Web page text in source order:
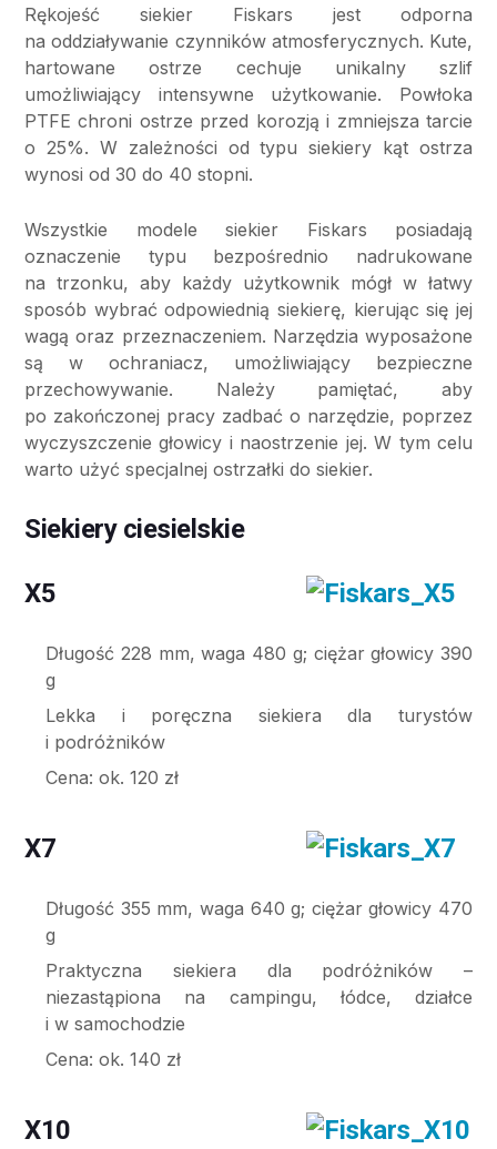
Rękojeść siekier Fiskars jest odporna
na oddziaływanie czynników atmosferycznych. Kute,
hartowane ostrze cechuje unikalny szlif
umożliwiający intensywne użytkowanie. Powłoka
PTFE chroni ostrze przed korozją i zmniejsza tarcie
o 25%. W zależności od typu siekiery kąt ostrza
wynosi od 30 do 40 stopni.
Wszystkie modele siekier Fiskars posiadają
oznaczenie typu bezpośrednio nadrukowane
na trzonku, aby każdy użytkownik mógł w łatwy
sposób wybrać odpowiednią siekierę, kierując się jej
wagą oraz przeznaczeniem. Narzędzia wyposażone
są w ochraniacz, umożliwiający bezpieczne
przechowywanie. Należy pamiętać, aby
po zakończonej pracy zadbać o narzędzie, poprzez
wyczyszczenie głowicy i naostrzenie jej. W tym celu
warto użyć specjalnej ostrzałki do siekier.
Siekiery ciesielskie
X5
Długość 228 mm, waga 480 g; ciężar głowicy 390
g
Lekka i poręczna siekiera dla turystów
i podróżników
Cena: ok. 120 zł
X7
Długość 355 mm, waga 640 g; ciężar głowicy 470
g
Praktyczna siekiera dla podróżników –
niezastąpiona na campingu, łódce, działce
i w samochodzie
Cena: ok. 140 zł
X10